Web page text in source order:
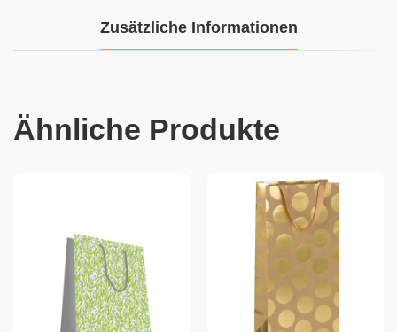
Zusätzliche Informationen
Ähnliche Produkte